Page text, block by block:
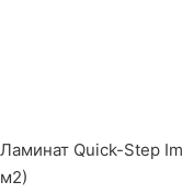
Ламинат Quick-Step
м2)